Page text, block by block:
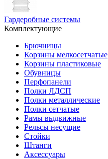
Гардеробные системы
Комплектующие
Брючницы
Корзины мелкосетчатые
Корзины пластиковые
Обувницы
Перфопанели
Полки ЛДСП
Полки металлические
Полки сетчатые
Рамы выдвижные
Рельсы несущие
Стойки
Штанги
Аксессуары